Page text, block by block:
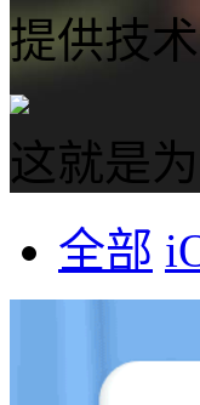
提供技
这就是为
全部